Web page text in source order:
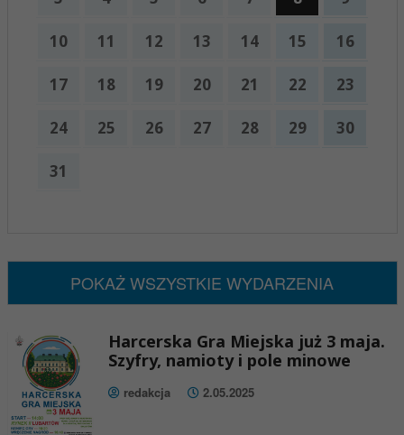
10 11 12 13 14 15 16
17 18 19 20 21 22 23
24 25 26 27 28 29 30
31
POKAŻ WSZYSTKIE WYDARZENIA
Harcerska Gra Miejska już 3 maja.
Szyfry, namioty i pole minowe
redakcja 2.05.2025